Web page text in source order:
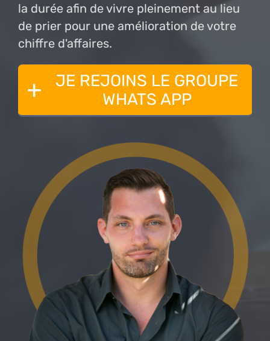
la durée afin de vivre pleinement au lieu
de prier pour une amélioration de votre
chiffre d'affaires.
JE REJOINS LE GROUPE
WHATS APP